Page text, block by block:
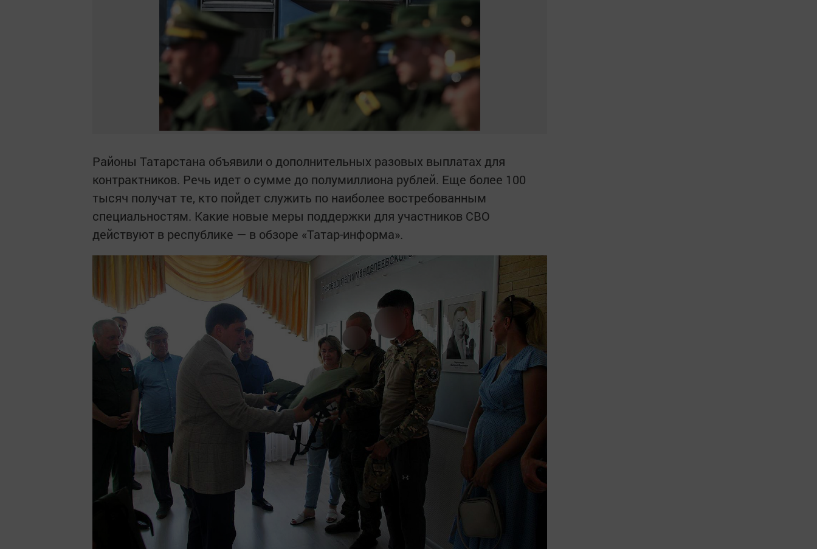
Районы Татарстана объявили о дополнительных разовых выплатах для
контрактников. Речь идет о сумме до полумиллиона рублей. Еще более 100
тысяч получат те, кто пойдет служить по наиболее востребованным
специальностям. Какие новые меры поддержки для участников СВО
действуют в республике — в обзоре «Татар-информа».